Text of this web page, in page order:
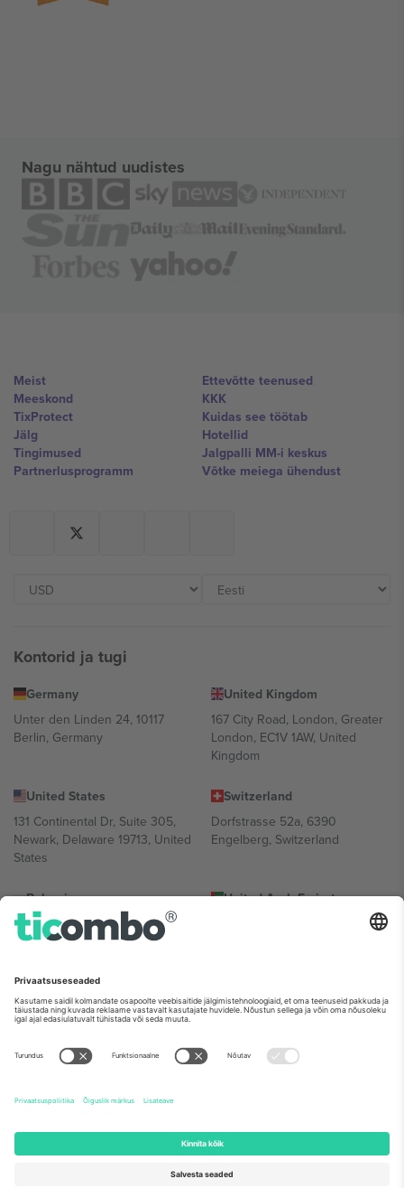
Nagu nähtud uudistes
Meist
Meeskond
TixProtect
Jälg
Tingimused
Partnerlusprogramm
Ettevõtte teenused
KKK
Kuidas see töötab
Hotellid
Jalgpalli MM-i keskus
Võtke meiega ühendust
Kontorid ja tugi
Germany
Unter den Linden 24, 10117
Berlin, Germany
United Kingdom
167 City Road, London, Greater
London, EC1V 1AW, United
Kingdom
United States
131 Continental Dr, Suite 305,
Newark, Delaware 19713, United
States
Switzerland
Dorfstrasse 52a, 6390
Engelberg, Switzerland
Bulgaria
Regus Sofia City West, bul
Totleben 53-55, 1606 Sofia,
United Arab Emirates
UAE Dubai Silicon Oasis, DDP
Mexico
Av Chapultepec 360, Roma
Norte, Cuauhtémoc, 06700
Ciudad de México, CDMX,
sündmusest ja/või domeenist. Detailide jaoks vaata konkreetse
sündmuse lehte, impressumit ja tingimusi.,
2026 Ticombo. Kõik õigused kaitstud.